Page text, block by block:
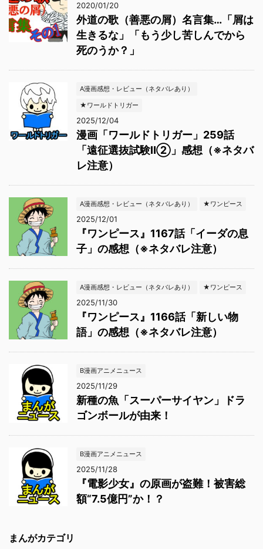
2020/01/20
外道の歌（善悪の屑）名言集…「屑は
生きるな」「もう少し苦しんでから
死のうか？」
A漫画感想・レビュー（ネタバレあり）
★ワールドトリガー
2025/12/04
漫画「ワールドトリガー」259話
「遠征選抜試験Ⅱ②」感想（※ネタバ
レ注意）
A漫画感想・レビュー（ネタバレあり） ★ワンピース
2025/12/01
『ワンピース』1167話「イーダの息
子」の感想（※ネタバレ注意）
A漫画感想・レビュー（ネタバレあり） ★ワンピース
2025/11/30
『ワンピース』1166話「新しい物
語」の感想（※ネタバレ注意）
B漫画アニメニュース
2025/11/29
新種の魚「スーパーサイヤン」ドラ
ゴンボールが由来！
B漫画アニメニュース
2025/11/28
『電影少女』の原画が盗難！被害総
額“7.5億円”か！？
まんがカテゴリ